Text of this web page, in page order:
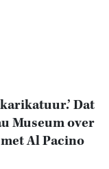
Dat
Museum over
Al Pacino